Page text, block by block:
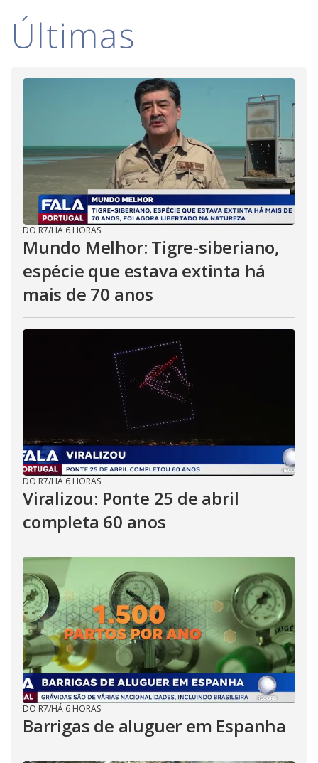
d
e
o
Últimas
DO R7/HÁ 6 HORAS
Mundo Melhor: Tigre-siberiano,
espécie que estava extinta há
mais de 70 anos
DO R7/HÁ 6 HORAS
Viralizou: Ponte 25 de abril
completa 60 anos
DO R7/HÁ 6 HORAS
Barrigas de aluguer em Espanha